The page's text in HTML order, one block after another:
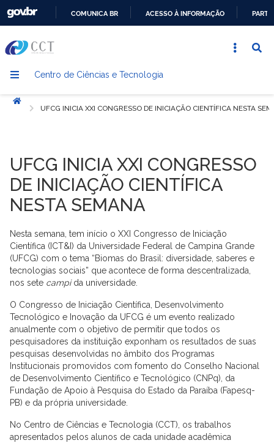
CONTEÚDO
COMUNICA BR ACESSO À INFORMAÇÃO
Centro de Ciências e Tecnologia
Início
UFCG INICIA XXI CONGRESSO DE INICIAÇÃO CIENTÍFICA NESTA
UFCG INICIA XXI CONGRESSO
DE INICIAÇÃO CIENTÍFICA
NESTA SEMANA
Nesta semana, tem início o XXI Congresso de Iniciação
Científica (ICT&I) da Universidade Federal de Campina Grande
(UFCG) com o tema “Biomas do Brasil: diversidade, saberes e
tecnologias sociais” que acontece de forma descentralizada,
nos sete campida universidade.
O Congresso de Iniciação Científica, Desenvolvimento
Tecnológico e Inovação da UFCG é um evento realizado
anualmente com o objetivo de permitir que todos os
pesquisadores da instituição exponham os resultados de suas
pesquisas desenvolvidas no âmbito dos Programas
Institucionais promovidos com fomento do Conselho Nacional
de Desenvolvimento Científico e Tecnológico (CNPq), da
Fundação de Apoio à Pesquisa do Estado da Paraíba (Fapesq-
PB) e da própria universidade.
No Centro de Ciências e Tecnologia (CCT), os trabalhos
apresentados pelos alunos de cada unidade acadêmica